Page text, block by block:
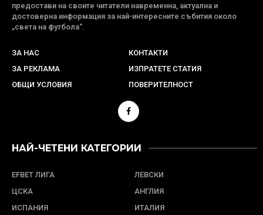
предостави на своите читатели навременна, актуална и
достоверна информация за най-интересните събития около
„света на футбола“.
ЗА НАС
КОНТАКТИ
ЗА РЕКЛАМА
ИЗПРАТЕТЕ СТАТИЯ
ОБЩИ УСЛОВИЯ
ПОВЕРИТЕЛНОСТ
НАЙ-ЧЕТЕНИ КАТЕГОРИИ
EFBET ЛИГА
ЛЕВСКИ
ЦСКА
АНГЛИЯ
ИСПАНИЯ
ИТАЛИЯ